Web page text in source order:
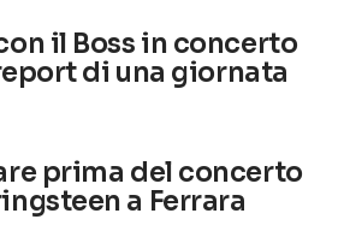
il Boss in concerto
di una giornata
prima del concerto
a Ferrara